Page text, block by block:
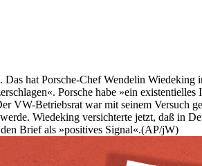
Das hat Porsche-Chef Wendelin
Porsche habe »ein existentielles
VW-Betriebsrat war mit seinem Versuch
Wiedeking versichterte jetzt, daß in
Brief als »positives Signal«.(AP/jW)